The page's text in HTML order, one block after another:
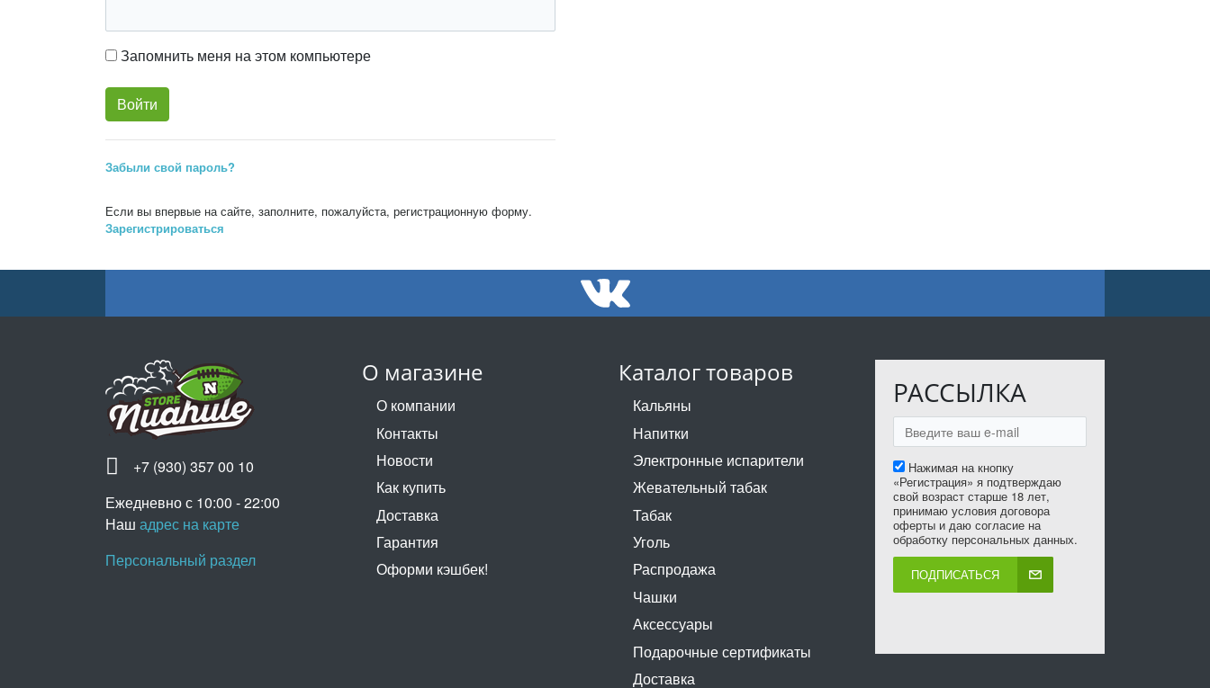
Запомнить меня на этом компьютере
Забыли свой пароль?
Если вы впервые на сайте, заполните, пожалуйста, регистрационную форму.
Зарегистрироваться
О магазине
О компании
Контакты
Новости
Как купить
Доставка
Гарантия
Оформи кэшбек!
Каталог товаров
Кальяны
Напитки
Электронные испарители
Жевательный табак
Табак
Уголь
Распродажа
Чашки
Аксессуары
Подарочные сертификаты
Доставка
РАССЫЛКА
Нажимая на кнопку
«Регистрация» я подтверждаю
свой возраст старше 18 лет,
принимаю условия договора
оферты и даю согласие на
обработку персональных данных.
ПОДПИСАТЬСЯ
+7 (930) 357 00 10
Ежедневно с 10:00 - 22:00
Наш адрес на карте
Персональный раздел